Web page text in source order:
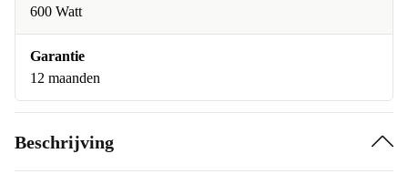
600 Watt
Garantie
12 maanden
Beschrijving